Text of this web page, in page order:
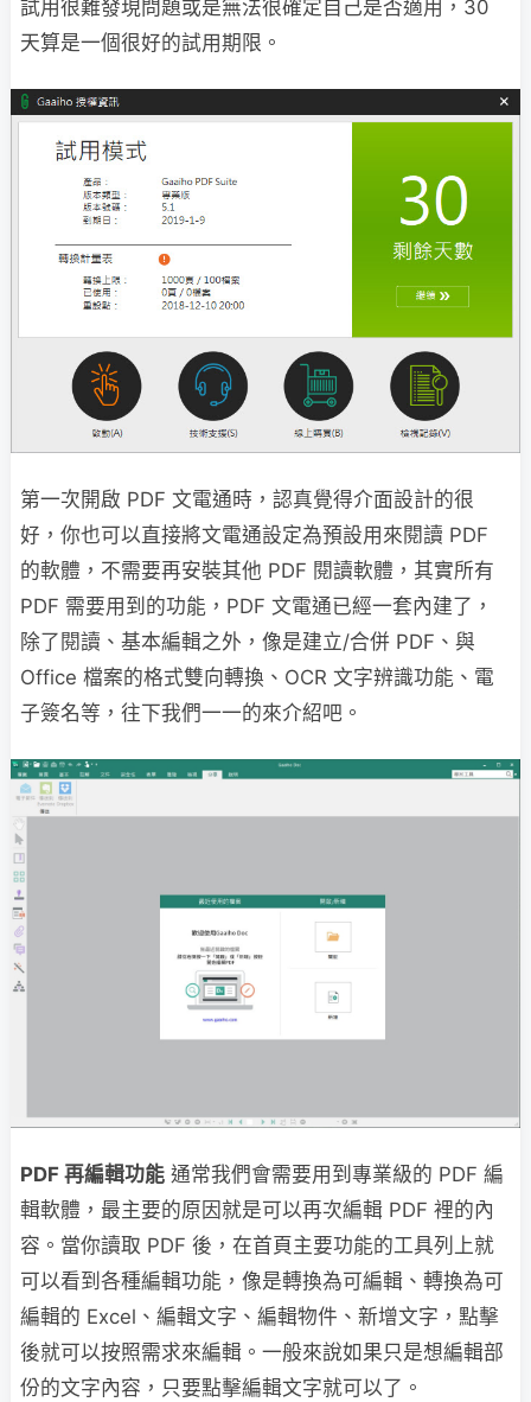
試用很難發現問題或是無法很確定自己是否適用，30
天算是一個很好的試用期限。
第一次開啟 PDF 文電通時，認真覺得介面設計的很
好，你也可以直接將文電通設定為預設用來閱讀 PDF
的軟體，不需要再安裝其他 PDF 閱讀軟體，其實所有
PDF 需要用到的功能，PDF 文電通已經一套內建了，
除了閱讀、基本編輯之外，像是建立/合併 PDF、與
Office 檔案的格式雙向轉換、OCR 文字辨識功能、電
子簽名等，往下我們一一的來介紹吧。
PDF 再編輯功能 通常我們會需要用到專業級的 PDF 編
輯軟體，最主要的原因就是可以再次編輯 PDF 裡的內
容。當你讀取 PDF 後，在首頁主要功能的工具列上就
可以看到各種編輯功能，像是轉換為可編輯、轉換為可
編輯的 Excel、編輯文字、編輯物件、新增文字，點擊
後就可以按照需求來編輯。一般來說如果只是想編輯部
份的文字內容，只要點擊編輯文字就可以了。